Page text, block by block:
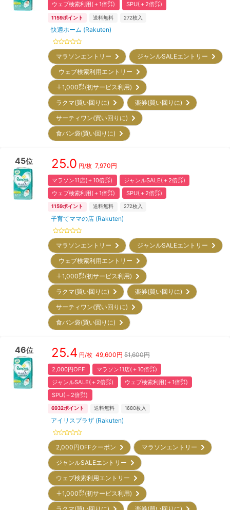
ウェブ検索利用(＋1倍㌽)
SPU(＋2倍㌽)
1159ポイント 送料無料 272枚入
快適ホーム (Rakuten)
マラソンエントリー
ジャンルSALEエントリー
ウェブ検索利用エントリー
＋1,000㌽(初サービス利用)
ラクマ(買い回りに)
楽券(買い回りに)
サーティワン(買い回りに)
食パン袋(買い回りに)
45位 25.0 円/枚 7,970円
マラソン11店(＋10倍㌽)
ジャンルSALE(＋2倍㌽)
ウェブ検索利用(＋1倍㌽)
SPU(＋2倍㌽)
1159ポイント 送料無料 272枚入
子育てママの店 (Rakuten)
マラソンエントリー
ジャンルSALEエントリー
ウェブ検索利用エントリー
＋1,000㌽(初サービス利用)
ラクマ(買い回りに)
楽券(買い回りに)
サーティワン(買い回りに)
食パン袋(買い回りに)
46位 25.4 円/枚 49,600円 51,600円
2,000円OFF
マラソン11店(＋10倍㌽)
ジャンルSALE(＋2倍㌽)
ウェブ検索利用(＋1倍㌽)
SPU(＋2倍㌽)
6932ポイント 送料無料 1680枚入
アイリスプラザ (Rakuten)
2,000円OFFクーポン
マラソンエントリー
ジャンルSALEエントリー
ウェブ検索利用エントリー
＋1,000㌽(初サービス利用)